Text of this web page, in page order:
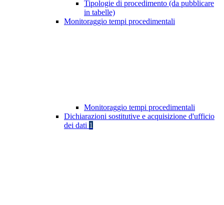
Tipologie di procedimento (da pubblicare
in tabelle)
Monitoraggio tempi procedimentali
Monitoraggio tempi procedimentali
Dichiarazioni sostitutive e acquisizione d'ufficio
dei dati 1